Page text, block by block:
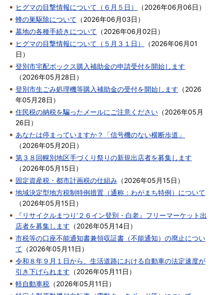
ヒグマの目撃情報について（６月５日）
（2026年06月06日 ）
蜂の巣駆除について （2026年06月03日 ）
墓地の各種手続きについて （2026年06月02日 ）
ヒグマの目撃情報について（５月３１日）
（2026年06月01
日 ）
登別市宅配ボックス購入補助金の申請受付を開始します
（2026年05月28日 ）
登別市生ごみ処理機等購入補助金の受付を開始します （2026
年05月28日 ）
住民税の納税を騙ったメールにご注意ください （2026年05月
26日 ）
あなたは停まっていますか？「信号機のない横断歩道」
（2026年05月20日 ）
第３８回幌別地区手づくり祭りの新規出店者を募集します
（2026年05月15日 ）
固定資産税・都市計画税の仕組み （2026年05月15日 ）
地域決定型地方税制特例措置（通称：わがまち特例）について
（2026年05月15日 ）
『リサイクルまつり’２６イン登別・白老』フリーマーケット出
店者を募集します （2026年05月14日 ）
市税等の口座不能通知書兼領収証書（不能通知）の廃止につい
て （2026年05月11日 ）
令和８年９月１日から、生活道路における自動車の法定速度が
引き下げられます （2026年05月11日 ）
軽自動車税 （2026年05月11日 ）